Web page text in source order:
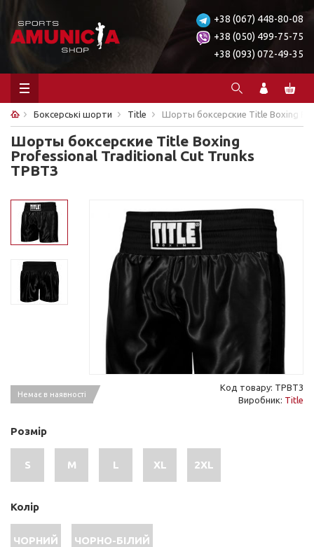
+38 (067) 448-80-08
+38 (050) 499-75-75
+38 (093) 072-49-35
Боксерські шорти Title Шорты боксерские Title Boxing
Шорты боксерские Title Boxing
Professional Traditional Cut Trunks
TPBT3
Немає в наявності
Код товару: TPBT3
Виробник: Title
Розмір
S M L XL 2XL
Колір
ЧОРНИЙ ЧОРНО-БІЛИЙ